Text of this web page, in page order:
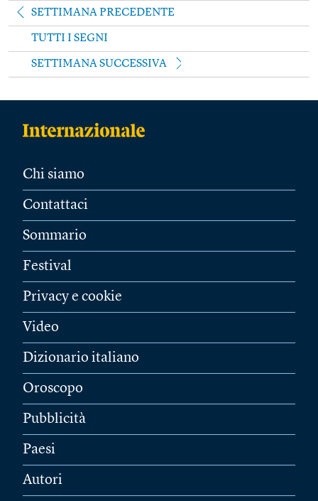
SETTIMANA PRECEDENTE
TUTTI I SEGNI
SETTIMANA SUCCESSIVA
Chi siamo
Contattaci
Sommario
Festival
Privacy e cookie
Video
Dizionario italiano
Oroscopo
Pubblicità
Paesi
Autori